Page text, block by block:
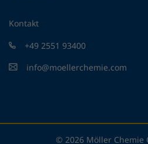
Kontakt
+49 2551 93400
info@moellerchemie.com
© 2026 Möller Chemie